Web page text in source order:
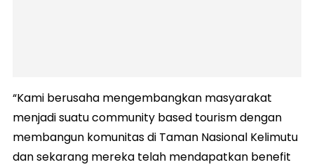
“Kami berusaha mengembangkan masyarakat
menjadi suatu community based tourism dengan
membangun komunitas di Taman Nasional Kelimutu
dan sekarang mereka telah mendapatkan benefit